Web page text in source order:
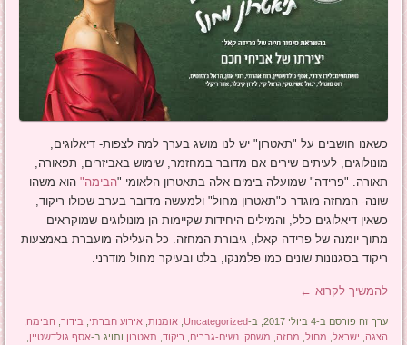
כשאנו חושבים על "תאטרון" יש לנו מושג בערך למה לצפות- דיאלוגים,
מונולוגים, לעיתים שירים אם מדובר במחזמר, שימוש באביזרים, תפאורה,
תאורה. "פרידה" שמועלה בימים אלה בתאטרון הלאומי "הבימה" הוא משהו
שונה- המחזה מוגדר כ"תאטרון מחול" ולמעשה מדובר בערב שכולו ריקוד,
כשאין דיאלוגים כלל, והמילים היחידות שקיימות הן מונולוגים שמוקראים
מתוך יומנה של פרידה קאלו, גיבורת המחזה. כל העלילה מועברת באמצעות
ריקוד בסגנונות שונים כמו פלמנקו, בלט ובעיקר מחול מודרני.
להמשיך לקרוא ←
ערך זה פורסם ב-4 ביולי 2017, ב- Uncategorized
,אומנות ,אירוע חברתי בידור הבימה
הצגה ישראל מחול מחזה משחק ,נשים-גברים ריקוד תאטרון ותויג ב-אסף גולדשטיין